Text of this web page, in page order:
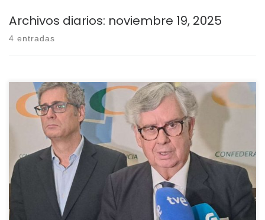
Archivos diarios: noviembre 19, 2025
4 entradas
El presidente de la Confederación de Empresarios de Galicia
defiende que Galicia tiene grandes recursos para
desarrollar el sector de manera “eficiente”, por lo que se
aleja de las críticas a una “masificación” en algunas
ciudades como Santiago o A Coruña Hay un valor de
«transversalidad» en el turismo que […]